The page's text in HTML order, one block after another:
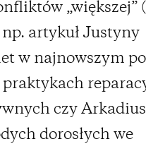
„większej”
artykuł Justyny
w najnowszym
czy
dorosłych we